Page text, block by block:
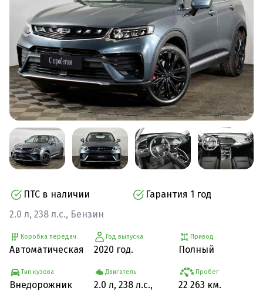
ПТС в наличии
Гарантия 1 год
2.0 л, 238 л.с., Бензин
Коробка передач
Автоматическая
Тип кузова
Внедорожник
Год выпуска
2020 год.
Двигатель
2.0 л, 238 л.с.,
Привод
Полный
Пробег
22 263 км.